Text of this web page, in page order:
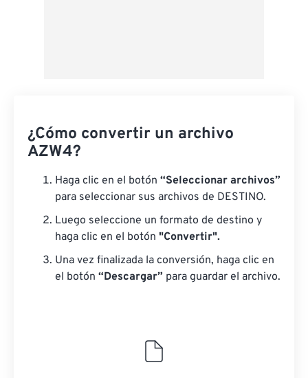
¿Cómo convertir un archivo
AZW4?
Haga clic en el botón “Seleccionar archivos”
para seleccionar sus archivos de DESTINO.
Luego seleccione un formato de destino y
haga clic en el botón "Convertir".
Una vez finalizada la conversión, haga clic en
el botón “Descargar” para guardar el archivo.